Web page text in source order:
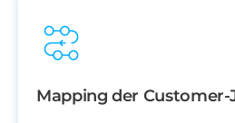
Mapping der Customer-